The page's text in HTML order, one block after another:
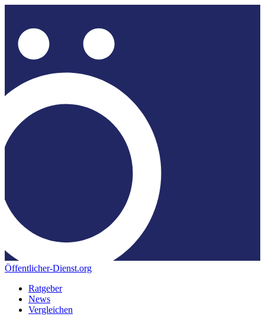
Öffentlicher-Dienst.org
Ratgeber
News
Vergleichen